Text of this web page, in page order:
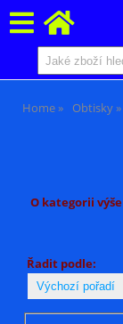
Home Obtisky
O kategorii výše
Řadit podle: